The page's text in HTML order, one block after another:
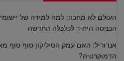
הכניסה היחיד לכלכלה החדשה
אנדוריל: האם עמק הסיליקון סוף
הדמוקרטיה?